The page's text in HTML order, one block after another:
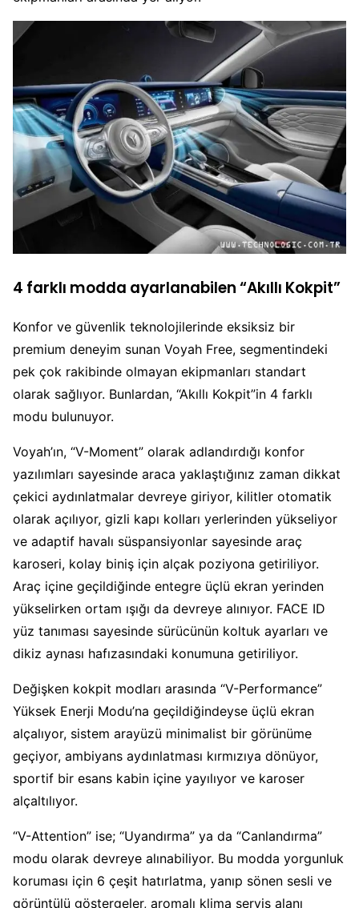
4 farklı modda ayarlanabilen “Akıllı Kokpit”
Konfor ve güvenlik teknolojilerinde eksiksiz bir
premium deneyim sunan Voyah Free, segmentindeki
pek çok rakibinde olmayan ekipmanları standart
olarak sağlıyor. Bunlardan, “Akıllı Kokpit”in 4 farklı
modu bulunuyor.
Voyah’ın, “V-Moment” olarak adlandırdığı konfor
yazılımları sayesinde araca yaklaştığınız zaman dikkat
çekici aydınlatmalar devreye giriyor, kilitler otomatik
olarak açılıyor, gizli kapı kolları yerlerinden yükseliyor
ve adaptif havalı süspansiyonlar sayesinde araç
karoseri, kolay biniş için alçak poziyona getiriliyor.
Araç içine geçildiğinde entegre üçlü ekran yerinden
yükselirken ortam ışığı da devreye alınıyor. FACE ID
yüz tanıması sayesinde sürücünün koltuk ayarları ve
dikiz aynası hafızasındaki konumuna getiriliyor.
Değişken kokpit modları arasında “V-Performance”
Yüksek Enerji Modu’na geçildiğindeyse üçlü ekran
alçalıyor, sistem arayüzü minimalist bir görünüme
geçiyor, ambiyans aydınlatması kırmızıya dönüyor,
sportif bir esans kabin içine yayılıyor ve karoser
alçaltılıyor.
“V-Attention” ise; “Uyandırma” ya da “Canlandırma”
modu olarak devreye alınabiliyor. Bu modda yorgunluk
koruması için 6 çeşit hatırlatma, yanıp sönen sesli ve
görüntülü göstergeler, aromalı klima servis alanı